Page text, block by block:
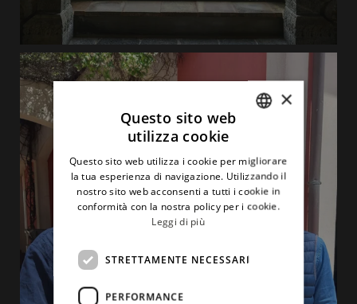
ENGLISH
×
Questo sito web
utilizza cookie
Questo sito web utilizza i cookie per migliorare
la tua esperienza di navigazione. Utilizzando il
nostro sito web acconsenti a tutti i cookie in
conformità con la nostra policy per i cookie.
Leggi di più
STRETTAMENTE NECESSARI
PERFORMANCE